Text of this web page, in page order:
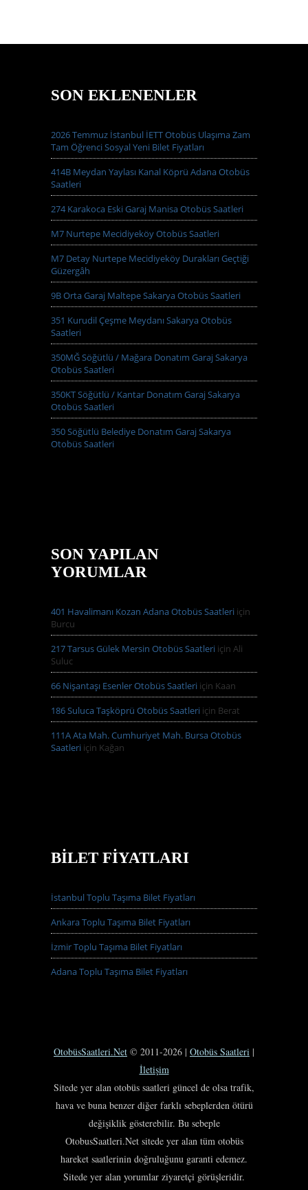
SON EKLENENLER
2026 Temmuz İstanbul İETT Otobüs Ulaşıma Zam
Tam Öğrenci Sosyal Yeni Bilet Fiyatları
414B Meydan Yaylası Kanal Köprü Adana Otobüs
Saatleri
274 Karakoca Eski Garaj Manisa Otobüs Saatleri
M7 Nurtepe Mecidiyeköy Otobüs Saatleri
M7 Detay Nurtepe Mecidiyeköy Durakları Geçtiği
Güzergâh
9B Orta Garaj Maltepe Sakarya Otobüs Saatleri
351 Kurudil Çeşme Meydanı Sakarya Otobüs
Saatleri
350MĞ Söğütlü / Mağara Donatım Garaj Sakarya
Otobüs Saatleri
350KT Söğütlü / Kantar Donatım Garaj Sakarya
Otobüs Saatleri
350 Söğütlü Belediye Donatım Garaj Sakarya
Otobüs Saatleri
SON YAPILAN
YORUMLAR
401 Havalimanı Kozan Adana Otobüs Saatleri için
Burcu
217 Tarsus Gülek Mersin Otobüs Saatleri için Ali
Suluc
66 Nişantaşı Esenler Otobüs Saatleri için Kaan
186 Suluca Taşköprü Otobüs Saatleri için Berat
111A Ata Mah. Cumhuriyet Mah. Bursa Otobüs
Saatleri için Kağan
BILET FIYATLARI
İstanbul Toplu Taşıma Bilet Fiyatları
Ankara Toplu Taşıma Bilet Fiyatları
İzmir Toplu Taşıma Bilet Fiyatları
Adana Toplu Taşıma Bilet Fiyatları
OtobüsSaatleri.Net © 2011-2026 | Otobüs Saatleri |
İletişim
Sitede yer alan otobüs saatleri güncel de olsa trafik,
hava ve buna benzer diğer farklı sebeplerden ötürü
değişiklik gösterebilir. Bu sebeple
OtobusSaatleri.Net sitede yer alan tüm otobüs
hareket saatlerinin doğruluğunu garanti edemez.
Sitede yer alan yorumlar ziyaretçi görüşleridir.